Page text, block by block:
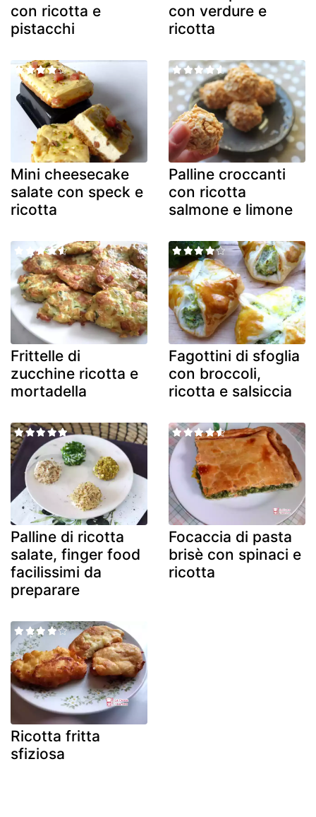
con ricotta e
pistacchi
con verdure e
ricotta
Mini cheesecake
salate con speck e
ricotta
Palline croccanti
con ricotta
salmone e limone
Frittelle di
zucchine ricotta e
mortadella
Fagottini di sfoglia
con broccoli,
ricotta e salsiccia
Palline di ricotta
salate, finger food
facilissimi da
preparare
Focaccia di pasta
brisè con spinaci e
ricotta
Ricotta fritta
sfiziosa